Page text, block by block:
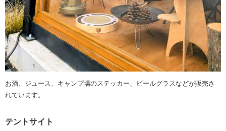
お酒、ジュース、キャンプ場のステッカー、ビールグラスなどが販売さ
れています。
テントサイト